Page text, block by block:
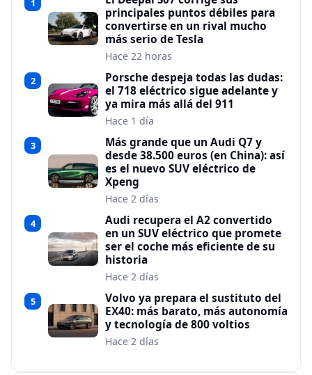
1
principales puntos débiles para
convertirse en un rival mucho
más serio de Tesla
Hace 22 horas
2
Porsche despeja todas las dudas:
el 718 eléctrico sigue adelante y
ya mira más allá del 911
Hace 1 día
3
Más grande que un Audi Q7 y
desde 38.500 euros (en China): así
es el nuevo SUV eléctrico de
Xpeng
Hace 2 días
4
Audi recupera el A2 convertido
en un SUV eléctrico que promete
ser el coche más eficiente de su
historia
Hace 2 días
5
Volvo ya prepara el sustituto del
EX40: más barato, más autonomía
y tecnología de 800 voltios
Hace 2 días